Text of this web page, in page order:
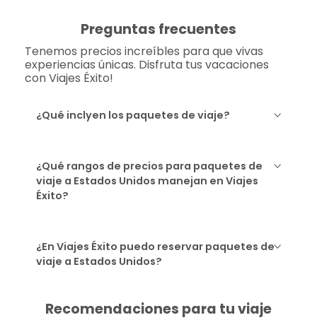
Preguntas frecuentes
Tenemos precios increíbles para que vivas
experiencias únicas. Disfruta tus vacaciones
con Viajes Éxito!
¿Qué inclyen los paquetes de viaje?
¿Qué rangos de precios para paquetes de
viaje a Estados Unidos manejan en Viajes
Éxito?
¿En Viajes Éxito puedo reservar paquetes de
viaje a Estados Unidos?
Recomendaciones para tu viaje